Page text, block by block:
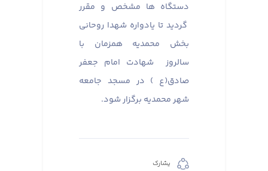
دستگاه ها مشخص و مقرر
گردید تا یادواره شهدا روحانی
بخش محمدیه همزمان با
سالروز شهادت امام جعفر
صادق(ع ) در مسجد جامعه
شهر محمدیه برگزار شود.
يشارك